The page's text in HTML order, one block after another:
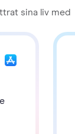
sina liv med